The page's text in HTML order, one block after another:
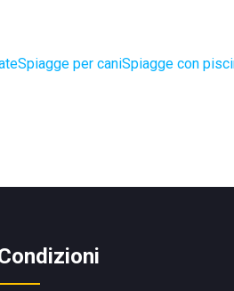
Spiagge per caniSpiagge con